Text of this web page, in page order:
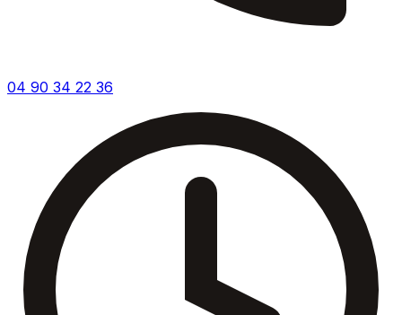
04 90 34 22 36